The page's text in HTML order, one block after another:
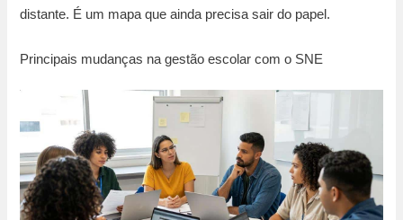
distante. É um mapa que ainda precisa sair do papel.
Principais mudanças na gestão escolar com o SNE